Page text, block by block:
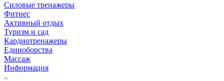
Силовые тренажеры
Фитнес
Активный отдых
Туризм и сад
Кардиотренажеры
Единоборства
Массаж
Информация